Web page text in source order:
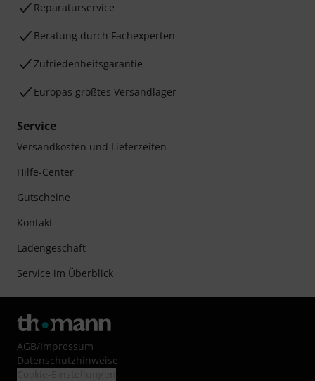
Reparaturservice
Beratung durch Fachexperten
Zufriedenheitsgarantie
Europas größtes Versandlager
Service
Versandkosten und Lieferzeiten
Hilfe-Center
Gutscheine
Kontakt
Ladengeschäft
Service im Überblick
AGB/Impressum
Datenschutzhinweise